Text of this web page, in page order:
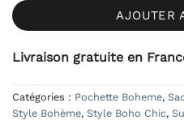
AJOUTER
Livraison gratuite en
Catégories : Pochette Boheme,
Style Bohème, Style Boho Chic,